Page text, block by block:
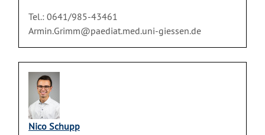
Tel.: 0641/985-43461
Armin.Grimm@paediat.med.uni-giessen.de
Nico Schupp